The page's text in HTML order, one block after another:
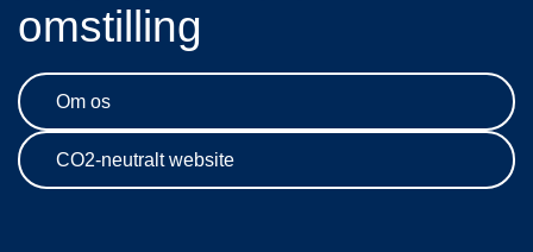
omstilling
Om os
CO2-neutralt website